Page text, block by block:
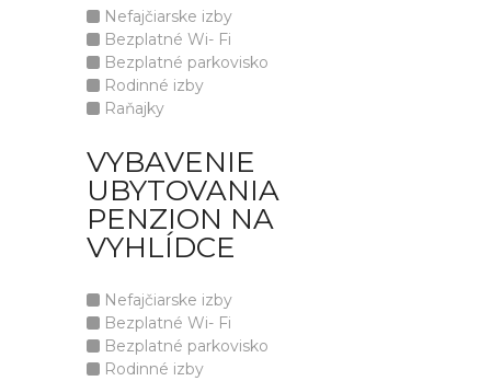
Nefajčiarske izby
Bezplatné Wi- Fi
Bezplatné parkovisko
Rodinné izby
Raňajky
VYBAVENIE
UBYTOVANIA
PENZION NA
VYHLÍDCE
Nefajčiarske izby
Bezplatné Wi- Fi
Bezplatné parkovisko
Rodinné izby